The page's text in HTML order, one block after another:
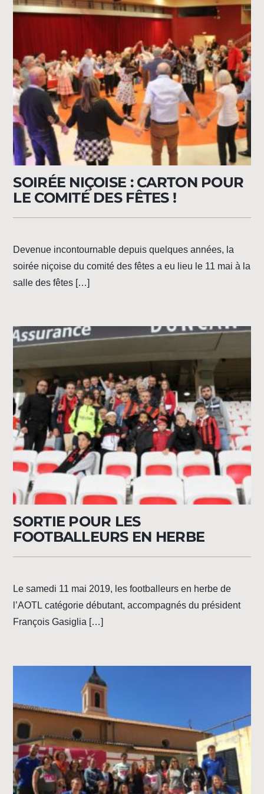
SOIRÉE NIÇOISE : CARTON POUR
LE COMITÉ DES FÊTES !
Devenue incontournable depuis quelques années, la
soirée niçoise du comité des fêtes a eu lieu le 11 mai à la
salle des fêtes […]
SORTIE POUR LES
FOOTBALLEURS EN HERBE
Le samedi 11 mai 2019, les footballeurs en herbe de
l’AOTL catégorie débutant, accompagnés du président
François Gasiglia […]